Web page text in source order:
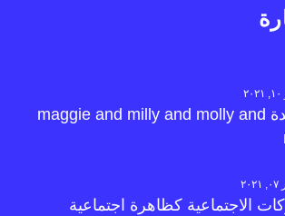
قصيدة maggie and milly and molly and
الاجتماعية كظاهرة اجتماعية